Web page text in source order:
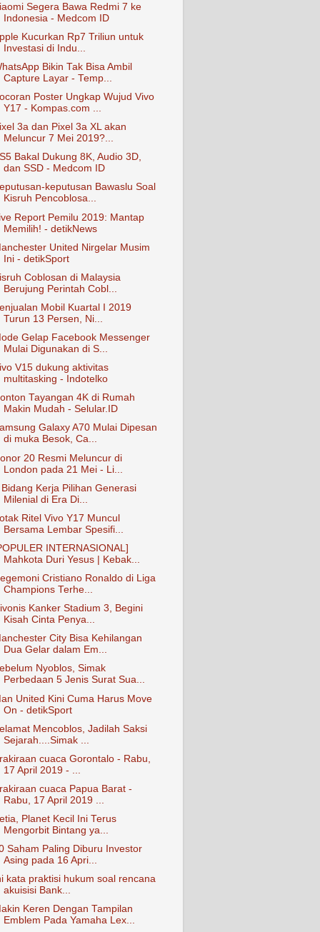
Segera Bawa Redmi 7 ke
Indonesia - Medcom ID
Kucurkan Rp7 Triliun untuk
Investasi di Indu...
Bikin Tak Bisa Ambil
Capture Layar - Temp...
Poster Ungkap Wujud Vivo
Y17 - Kompas.com ...
3a dan Pixel 3a XL akan
Meluncur 7 Mei 2019?...
Bakal Dukung 8K, Audio 3D,
dan SSD - Medcom ID
keputusan Bawaslu Soal
Kisruh Pencoblosa...
Report Pemilu 2019: Mantap
Memilih! - detikNews
United Nirgelar Musim
Ini - detikSport
Coblosan di Malaysia
Berujung Perintah Cobl...
Mobil Kuartal I 2019
Turun 13 Persen, Ni...
Gelap Facebook Messenger
Mulai Digunakan di S...
V15 dukung aktivitas
multitasking - Indotelko
Tayangan 4K di Rumah
Makin Mudah - Selular.ID
Galaxy A70 Mulai Dipesan
di muka Besok, Ca...
20 Resmi Meluncur di
London pada 21 Mei - Li...
Kerja Pilihan Generasi
Milenial di Era Di...
Ritel Vivo Y17 Muncul
Bersama Lembar Spesifi...
INTERNASIONAL]
Mahkota Duri Yesus | Kebak...
Cristiano Ronaldo di Liga
Champions Terhe...
Kanker Stadium 3, Begini
Kisah Cinta Penya...
City Bisa Kehilangan
Dua Gelar dalam Em...
Nyoblos, Simak
Perbedaan 5 Jenis Surat Sua...
United Kini Cuma Harus Move
On - detikSport
Mencoblos, Jadilah Saksi
Sejarah....Simak ...
cuaca Gorontalo - Rabu,
17 April 2019 - ...
cuaca Papua Barat -
Rabu, 17 April 2019 ...
Planet Kecil Ini Terus
Mengorbit Bintang ya...
Saham Paling Diburu Investor
Asing pada 16 Apri...
kata praktisi hukum soal rencana
akuisisi Bank...
Keren Dengan Tampilan
Emblem Pada Yamaha Lex...